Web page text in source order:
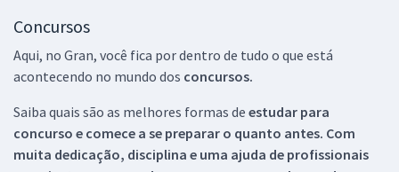
Concursos
Aqui, no Gran, você fica por dentro de tudo o que está
acontecendo no mundo dos concursos.
Saiba quais são as melhores formas de estudar para
concurso e comece a se preparar o quanto antes. Com
muita dedicação, disciplina e uma ajuda de profissionais